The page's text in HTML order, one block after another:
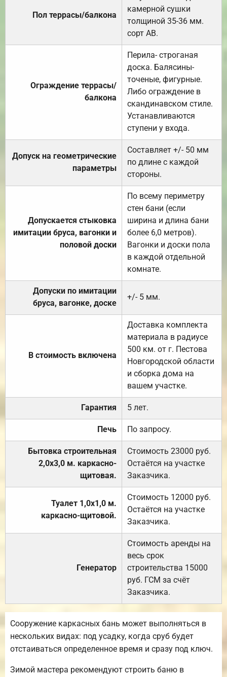
Пол террасы/балкона
камерной сушки
толщиной 35-36 мм.
сорт АВ.
Ограждение террасы/
балкона
Перила- строганая
доска. Балясины-
точеные, фигурные.
Либо ограждение в
скандинавском стиле.
Устанавливаются
ступени у входа.
Допуск на геометрические
параметры
Составляет +/- 50 мм
по длине с каждой
стороны.
Допускается стыковка
имитации бруса, вагонки и
половой доски
По всему периметру
стен бани (если
ширина и длина бани
более 6,0 метров).
Вагонки и доски пола
в каждой отдельной
комнате.
Допуски по имитации
бруса, вагонке, доске
+/- 5 мм.
В стоимость включена
Доставка комплекта
материала в радиусе
500 км. от г. Пестова
Новгородской области
и сборка дома на
вашем участке.
Гарантия 5 лет.
Печь По запросу.
Бытовка строительная
2,0х3,0 м. каркасно-
щитовая.
Стоимость 23000 руб.
Остаётся на участке
Заказчика.
Туалет 1,0х1,0 м.
каркасно-щитовой.
Стоимость 12000 руб.
Остаётся на участке
Заказчика.
Генератор
Стоимость аренды на
весь срок
строительства 15000
руб. ГСМ за счёт
Заказчика.
Сооружение каркасных бань может выполняться в
нескольких видах: под усадку, когда сруб будет
отстаиваться определенное время и сразу под ключ.
Зимой мастера рекомендуют строить баню в